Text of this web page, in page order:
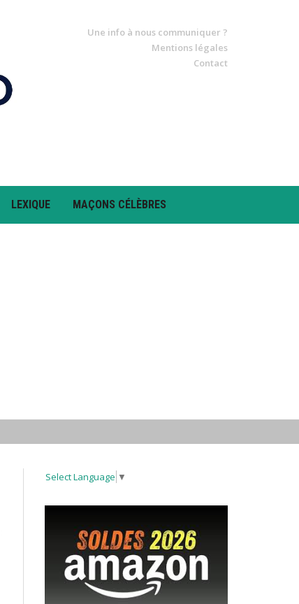
Une info à nous communiquer ?
Mentions légales
Contact
LEXIQUE MAÇONS CÉLÈBRES
Select Language ▼